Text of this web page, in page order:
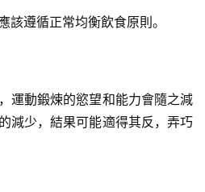
該遵循正常均衡飲食原則。
運動鍛煉的慾望和能力會隨之減
減少，結果可能適得其反，弄巧